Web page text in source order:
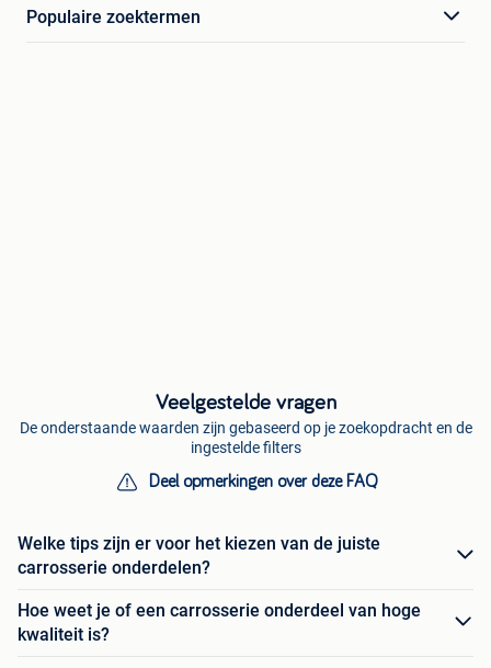
Populaire zoektermen
Veelgestelde vragen
De onderstaande waarden zijn gebaseerd op je zoekopdracht en de
ingestelde filters
Deel opmerkingen over deze FAQ
Welke tips zijn er voor het kiezen van de juiste
carrosserie onderdelen?
Hoe weet je of een carrosserie onderdeel van hoge
kwaliteit is?